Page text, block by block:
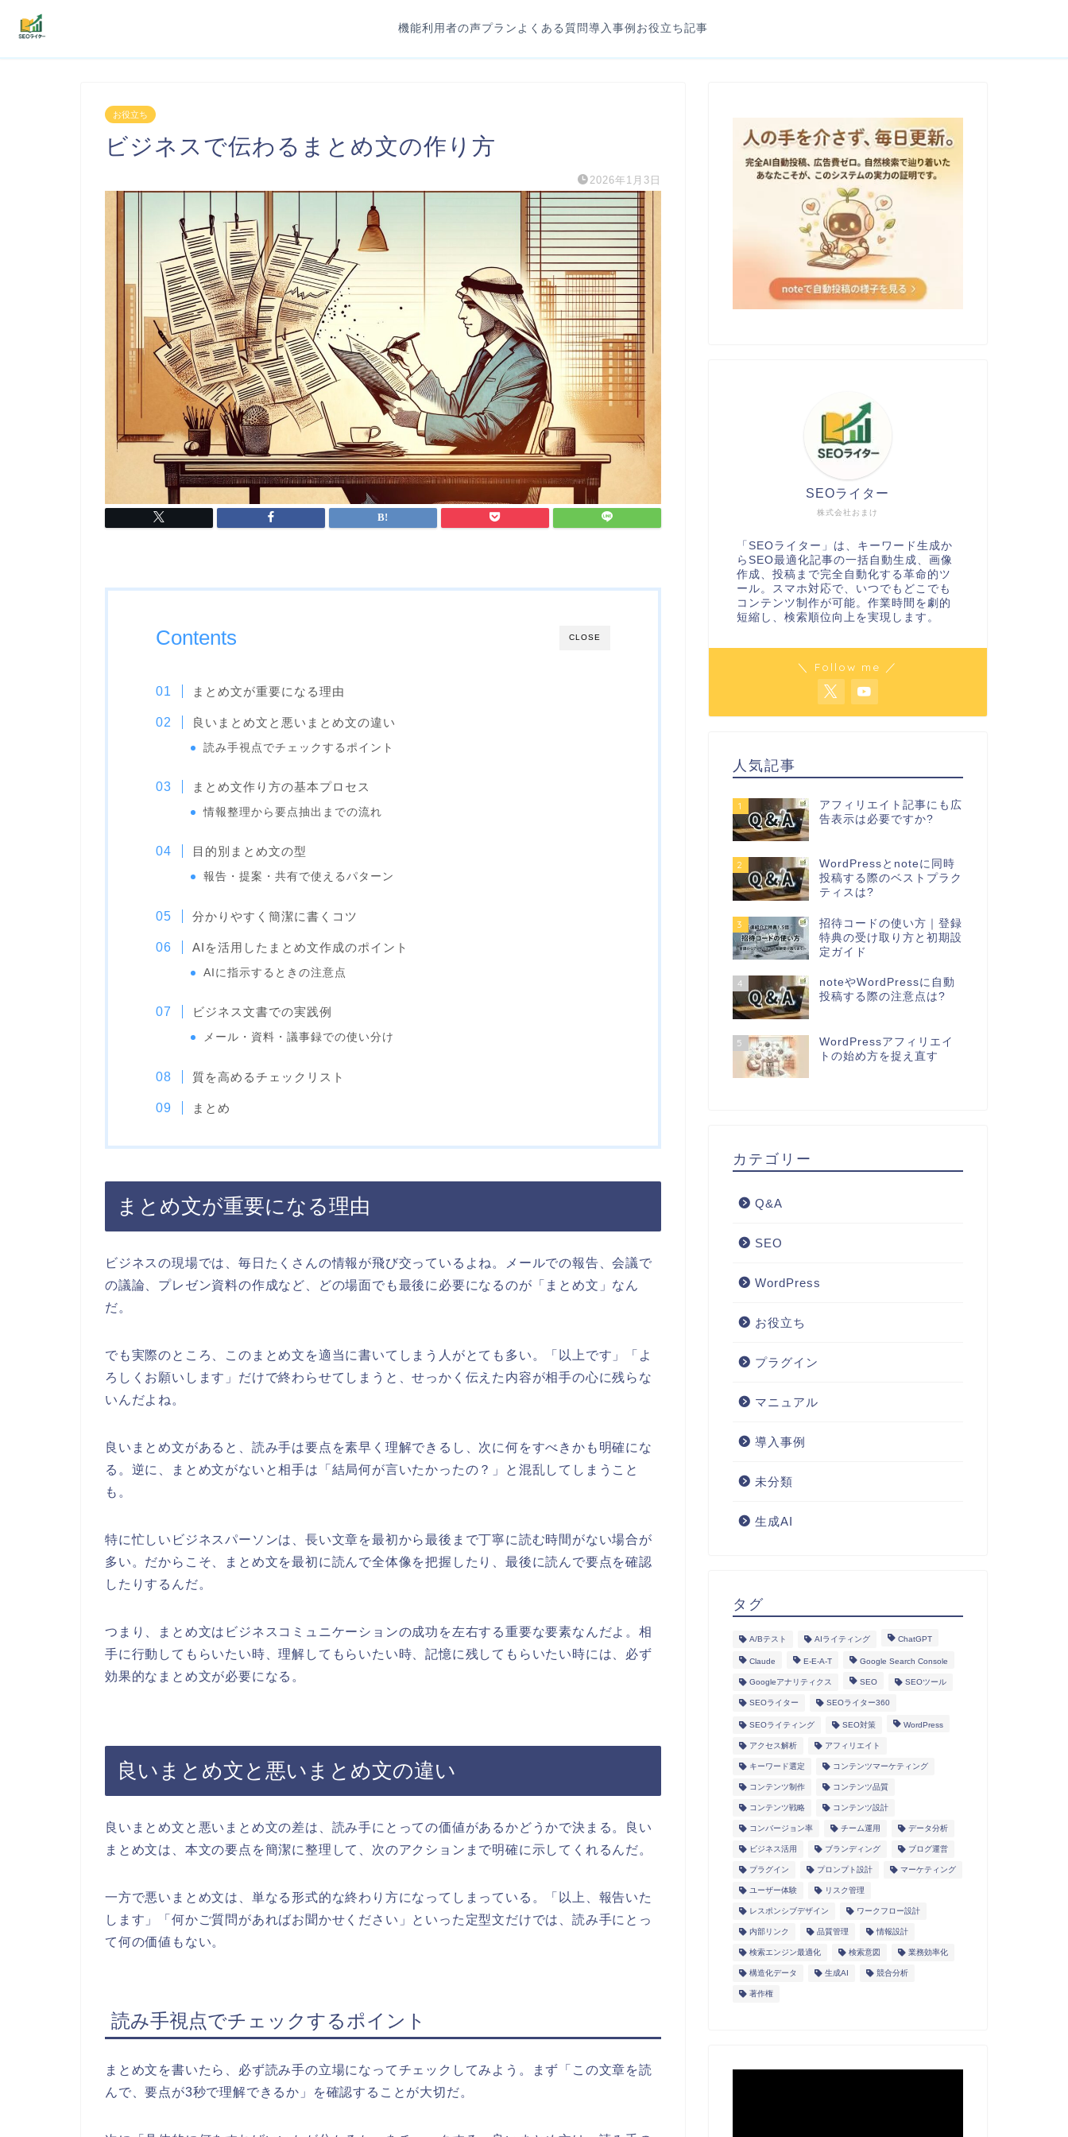
機能利用者の声プラン よくある質問導入事例 お役立ち記事
お役立ち
ビジネスで伝わるまとめ文の作り方
2026年1月3日
CLOSE
Contents
まとめ文が重要になる理由
良いまとめ文と悪いまとめ文の違い
読み手視点でチェックするポイント
まとめ文作り方の基本プロセス
情報整理から要点抽出までの流れ
目的別まとめ文の型
報告・提案・共有で使えるパターン
分かりやすく簡潔に書くコツ
AIを活用したまとめ文作成のポイント
AIに指示するときの注意点
ビジネス文書での実践例
メール・資料・議事録での使い分け
質を高めるチェックリスト
まとめ
まとめ文が重要になる理由
ビジネスの現場では、毎日たくさんの情報が飛び交っているよね。メールでの報告、会議で
の議論、プレゼン資料の作成など、どの場面でも最後に必要になるのが「まとめ文」なん
だ。
でも実際のところ、このまとめ文を適当に書いてしまう人がとても多い。「以上です」「よ
ろしくお願いします」だけで終わらせてしまうと、せっかく伝えた内容が相手の心に残らな
いんだよね。
良いまとめ文があると、読み手は要点を素早く理解できるし、次に何をすべきかも明確にな
る。逆に、まとめ文がないと相手は「結局何が言いたかったの？」と混乱してしまうこと
も。
特に忙しいビジネスパーソンは、長い文章を最初から最後まで丁寧に読む時間がない場合が
多い。だからこそ、まとめ文を最初に読んで全体像を把握したり、最後に読んで要点を確認
したりするんだ。
つまり、まとめ文はビジネスコミュニケーションの成功を左右する重要な要素なんだよ。相
手に行動してもらいたい時、理解してもらいたい時、記憶に残してもらいたい時には、必ず
効果的なまとめ文が必要になる。
良いまとめ文と悪いまとめ文の違い
良いまとめ文と悪いまとめ文の差は、読み手にとっての価値があるかどうかで決まる。良い
まとめ文は、本文の要点を簡潔に整理して、次のアクションまで明確に示してくれるんだ。
一方で悪いまとめ文は、単なる形式的な終わり方になってしまっている。「以上、報告いた
します」「何かご質問があればお聞かせください」といった定型文だけでは、読み手にとっ
て何の価値もない。
読み手視点でチェックするポイント
まとめ文を書いたら、必ず読み手の立場になってチェックしてみよう。まず「この文章を読
んで、要点が3秒で理解できるか」を確認することが大切だ。
株式会社おまけ
SEOライター
「SEOライター」は、キーワード生成か
らSEO最適化記事の一括自動生成、画像
作成、投稿まで完全自動化する革命的ツ
ール。スマホ対応で、いつでもどこでも
コンテンツ制作が可能。作業時間を劇的
短縮し、検索順位向上を実現します。
＼ Follow me ／
人気記事
1
アフィリエイト記事にも広
告表示は必要ですか?
2
WordPressとnoteに同時
投稿する際のベストプラク
ティスは?
3
招待コードの使い方｜登録
特典の受け取り方と初期設
定ガイド
4
noteやWordPressに自動
投稿する際の注意点は?
5
WordPressアフィリエイ
トの始め方を捉え直す
カテゴリー
Q&A
SEO
WordPress
お役立ち
プラグイン
マニュアル
導入事例
未分類
生成AI
タグ
A/Bテスト AIライティング ChatGPT
Claude E-E-A-T Google Search Console
Googleアナリティクス SEO SEOツール
SEOライター SEOライター360
SEOライティング SEO対策 WordPress
アクセス解析 アフィリエイト
キーワード選定 コンテンツマーケティング
コンテンツ制作 コンテンツ品質
コンテンツ戦略 コンテンツ設計
コンバージョン率 チーム運用 データ分析
ビジネス活用 ブランディング ブログ運営
プラグイン プロンプト設計 マーケティング
ユーザー体験 リスク管理
レスポンシブデザイン ワークフロー設計
内部リンク 品質管理 情報設計
検索エンジン最適化 検索意図 業務効率化
構造化データ 生成AI 競合分析
著作権